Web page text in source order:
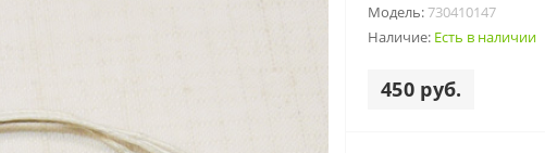
Модель:730410147
Наличие: Есть в наличии
450 руб.